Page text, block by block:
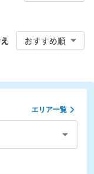
おすすめ順
エリア一覧